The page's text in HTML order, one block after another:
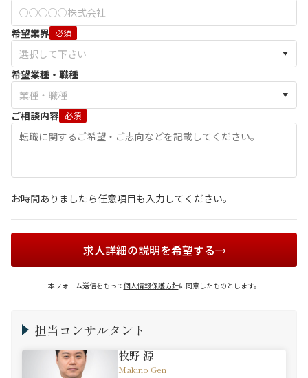
希望業界 必須
希望業種・職種
ご相談内容 必須
お時間ありましたら任意項目も入力してください。
求人詳細の説明を希望する
本フォーム送信をもって個人情報保護方針に同意したものとします。
担当コンサルタント
牧野 源
Makino Gen